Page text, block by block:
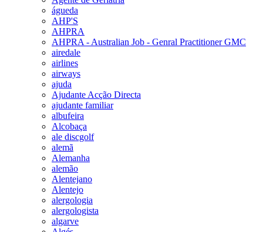
águeda
AHP'S
AHPRA
AHPRA - Australian Job - Genral Practitioner GMC
airedale
airlines
airways
ajuda
Ajudante Acção Directa
ajudante familiar
albufeira
Alcobaça
ale discgolf
alemã
Alemanha
alemão
Alentejano
Alentejo
alergologia
alergologista
algarve